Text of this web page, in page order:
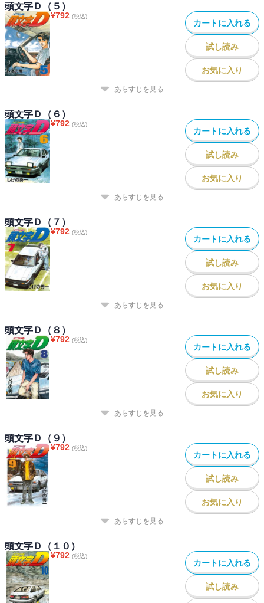
頭文字Ｄ（５）
¥792 (税込)
カートに入れる
試し読み
お気に入り
あらすじを見る
頭文字Ｄ（６）
¥792 (税込)
カートに入れる
試し読み
お気に入り
あらすじを見る
頭文字Ｄ（７）
¥792 (税込)
カートに入れる
試し読み
お気に入り
あらすじを見る
頭文字Ｄ（８）
¥792 (税込)
カートに入れる
試し読み
お気に入り
あらすじを見る
頭文字Ｄ（９）
¥792 (税込)
カートに入れる
試し読み
お気に入り
あらすじを見る
頭文字Ｄ（１０）
¥792 (税込)
カートに入れる
試し読み